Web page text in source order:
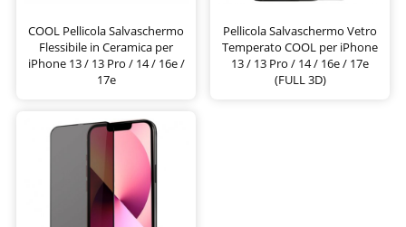
COOL Pellicola Salvaschermo
Flessibile in Ceramica per
iPhone 13 / 13 Pro / 14 / 16e /
17e
Pellicola Salvaschermo Vetro
Temperato COOL per iPhone
13 / 13 Pro / 14 / 16e / 17e
(FULL 3D)